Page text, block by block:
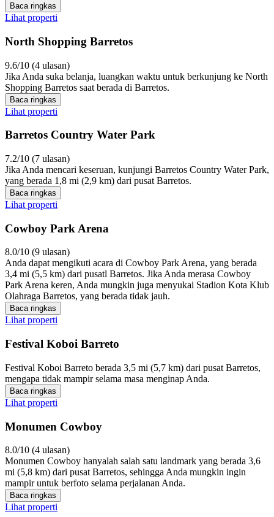
Baca ringkas
Lihat properti
North Shopping Barretos
9.6/10 (4 ulasan)
Jika Anda suka belanja, luangkan waktu untuk berkunjung ke North
Shopping Barretos saat berada di Barretos.
Baca ringkas
Lihat properti
Barretos Country Water Park
7.2/10 (7 ulasan)
Jika Anda mencari keseruan, kunjungi Barretos Country Water Park,
yang berada 1,8 mi (2,9 km) dari pusat Barretos.
Baca ringkas
Lihat properti
Cowboy Park Arena
8.0/10 (9 ulasan)
Anda dapat mengikuti acara di Cowboy Park Arena, yang berada
3,4 mi (5,5 km) dari pusatl Barretos. Jika Anda merasa Cowboy
Park Arena keren, Anda mungkin juga menyukai Stadion Kota Klub
Olahraga Barretos, yang berada tidak jauh.
Baca ringkas
Lihat properti
Festival Koboi Barreto
Festival Koboi Barreto berada 3,5 mi (5,7 km) dari pusat Barretos,
mengapa tidak mampir selama masa menginap Anda.
Baca ringkas
Lihat properti
Monumen Cowboy
8.0/10 (4 ulasan)
Monumen Cowboy hanyalah salah satu landmark yang berada 3,6
mi (5,8 km) dari pusat Barretos, sehingga Anda mungkin ingin
mampir untuk berfoto selama perjalanan Anda.
Baca ringkas
Lihat properti